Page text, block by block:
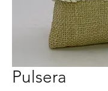
Pulsera